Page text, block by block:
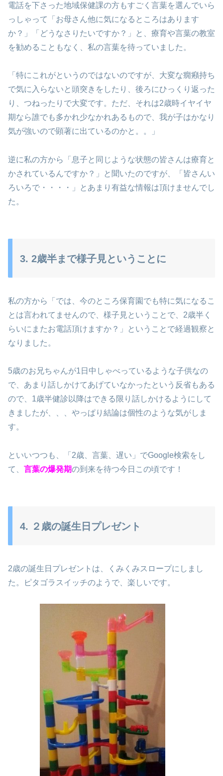
電話を下さった地域保健課の方もすごく言葉を選んでいら
っしゃって「お母さん他に気になるところはあります
か？」「どうなさりたいですか？」と、療育や言葉の教室
を勧めることもなく、私の言葉を待っていました。
「特にこれがというのではないのですが、大変な癇癪持ち
で気に入らないと頭突きをしたり、後ろにひっくり返った
り、つねったりで大変です。ただ、それは2歳時イヤイヤ
期なら誰でも多かれ少なかれあるもので、我が子はかなり
気が強いので顕著に出ているのかと。。」
逆に私の方から「息子と同じような状態の皆さんは療育と
かされているんですか？」と聞いたのですが、「皆さんい
ろいろで・・・・」とあまり有益な情報は頂けませんでし
た。
3. 2歳半まで様子見ということに
私の方から「では、今のところ保育園でも特に気になるこ
とは言われてませんので、様子見ということで、2歳半く
らいにまたお電話頂けますか？」ということで経過観察と
なりました。
5歳のお兄ちゃんが1日中しゃべっているような子供なの
で、あまり話しかけてあげていなかったという反省もある
ので、1歳半健診以降はできる限り話しかけるようにして
きましたが、、、やっぱり結論は個性のような気がしま
す。
といいつつも、「2歳、言葉、遅い」でGoogle検索をし
て、 言葉の爆発期の到来を待つ今日この頃です！
4. ２歳の誕生日プレゼント
2歳の誕生日プレゼントは、くみくみスロープにしまし
た。ピタゴラスイッチのようで、楽しいです。